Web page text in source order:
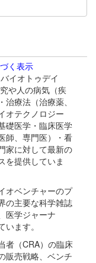
く表示
イオトゥデイ
や人の病気（疾
療法（治療薬、
オテクノロジー
礎医学・臨床医学
師、専門医）・看
家に対して最新の
を提供していま
オベンチャーのプ
の主要な科学雑誌
医学ジャーナ
ます。
者（CRA）の臨床
販売戦略、ベンチ